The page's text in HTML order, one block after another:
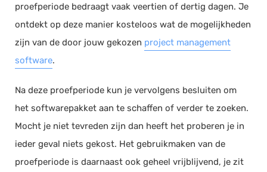
proefperiode bedraagt vaak veertien of dertig dagen. Je
ontdekt op deze manier kosteloos wat de mogelijkheden
zijn van de door jouw gekozen project management
software.
Na deze proefperiode kun je vervolgens besluiten om
het softwarepakket aan te schaffen of verder te zoeken.
Mocht je niet tevreden zijn dan heeft het proberen je in
ieder geval niets gekost. Het gebruikmaken van de
proefperiode is daarnaast ook geheel vrijblijvend, je zit